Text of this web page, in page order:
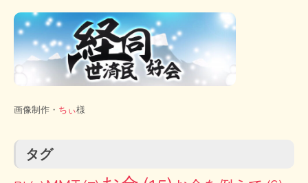
画像制作・ ちぃ様
タグ